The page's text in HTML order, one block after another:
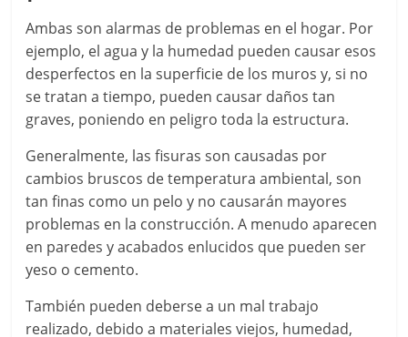
Ambas son alarmas de problemas en el hogar. Por
ejemplo, el agua y la humedad pueden causar esos
desperfectos en la superficie de los muros y, si no
se tratan a tiempo, pueden causar daños tan
graves, poniendo en peligro toda la estructura.
Generalmente, las fisuras son causadas por
cambios bruscos de temperatura ambiental, son
tan finas como un pelo y no causarán mayores
problemas en la construcción. A menudo aparecen
en paredes y acabados enlucidos que pueden ser
yeso o cemento.
También pueden deberse a un mal trabajo
realizado, debido a materiales viejos, humedad,